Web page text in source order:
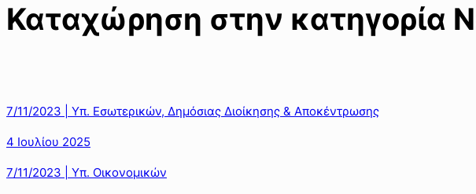
Καταχώρηση στην κατηγορία
7/11/2023 | Υπ. Εσωτερικών, Δημόσιας Διοίκησης & Αποκέντρωσης
4 Ιουλίου 2025
7/11/2023 | Υπ. Οικονομικών